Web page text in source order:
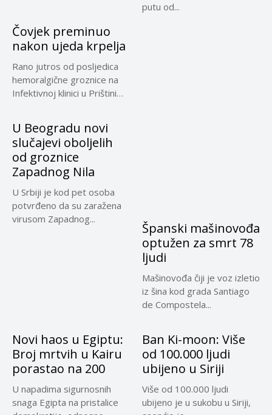
Čovjek preminuo
nakon ujeda krpelja
Rano jutros od posljedica
hemoralgične groznice na
Infektivnoj klinici u Prištini
putu od...
U Beogradu novi
slučajevi oboljelih
od groznice
Zapadnog Nila
U Srbiji je kod pet osoba
potvrđeno da su zaražena
virusom Zapadnog...
Španski mašinovođa
optužen za smrt 78
ljudi
Mašinovođa čiji je voz izletio
iz šina kod grada Santiago
de Compostela...
Novi haos u Egiptu:
Broj mrtvih u Kairu
porastao na 200
U napadima sigurnosnih
snaga Egipta na pristalice
Ban Ki-moon: Više
od 100.000 ljudi
ubijeno u Siriji
Više od 100.000 ljudi
ubijeno je u sukobu u Siriji,